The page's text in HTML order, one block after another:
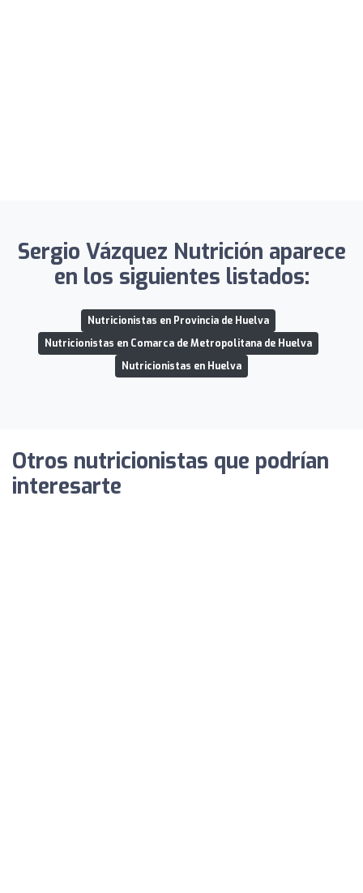
Sergio Vázquez Nutrición aparece
en los siguientes listados:
Nutricionistas en Provincia de Huelva
Nutricionistas en Comarca de Metropolitana de Huelva
Nutricionistas en Huelva
Otros nutricionistas que podrían
interesarte